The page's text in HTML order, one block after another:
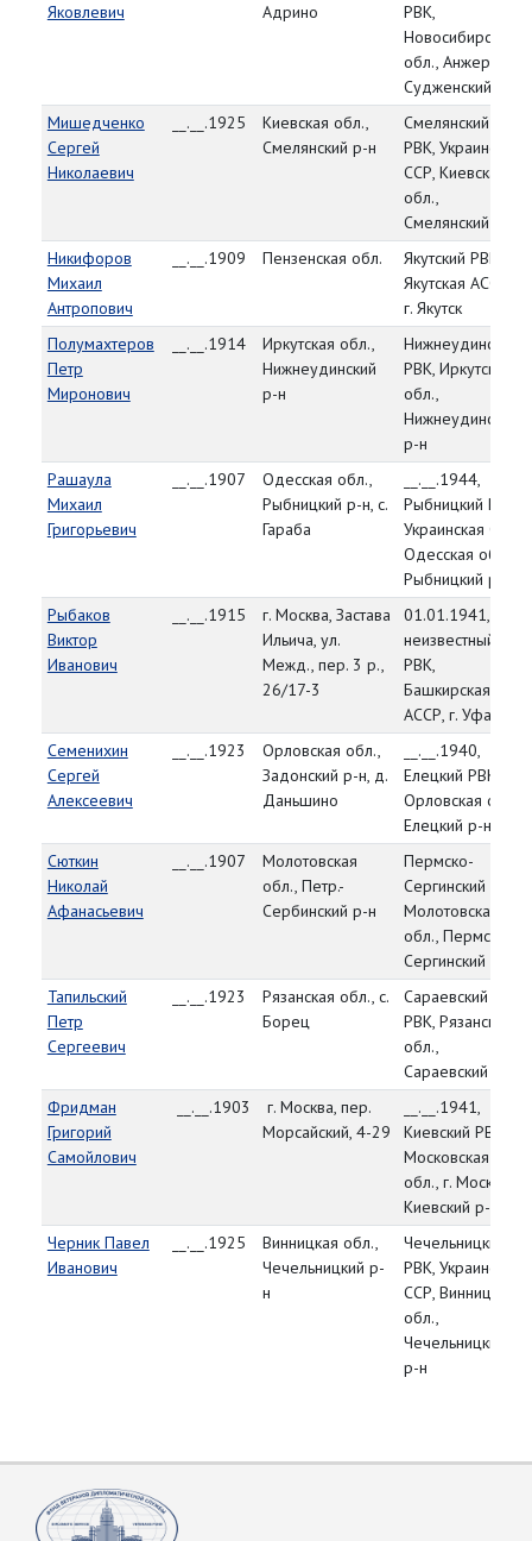
Яковлевич
Адрино
РВК,
Новосибирская
обл., Анжеро-
Судженский р-н
Мишедченко
Сергей
Николаевич
__.__.1925
Киевская обл.,
Смелянский р-н
Смелянский
РВК, Украинская
ССР, Киевская
обл.,
Смелянский р-н
Никифоров
Михаил
Антропович
__.__.1909 Пензенская обл.
Якутский РВК,
Якутская АССР,
г. Якутск
Полумахтеров
Петр
Миронович
__.__.1914
Иркутская обл.,
Нижнеудинский
р-н
Нижнеудинский
РВК, Иркутская
обл.,
Нижнеудинский
р-н
Рашаула
Михаил
Григорьевич
__.__.1907
Одесская обл.,
Рыбницкий р-н, с.
Гараба
__.__.1944,
Рыбницкий РВК,
Украинская ССР,
Одесская обл.,
Рыбницкий р-н
Рыбаков
Виктор
Иванович
__.__.1915
г. Москва, Застава
Ильича, ул.
Межд., пер. 3 р.,
26/17-3
01.01.1941,
неизвестный
РВК,
Башкирская
АССР, г. Уфа
Семенихин
Сергей
Алексеевич
__.__.1923
Орловская обл.,
Задонский р-н, д.
Даньшино
__.__.1940,
Елецкий РВК,
Орловская обл.,
Елецкий р-н
Сюткин
Николай
Афанасьевич
__.__.1907
Молотовская
обл., Петр.-
Сербинский р-н
Пермско-
Сергинский РВК,
Молотовская
обл., Пермско-
Сергинский р-н
Тапильский
Петр
Сергеевич
__.__.1923
Рязанская обл., с.
Борец
Сараевский
РВК, Рязанская
обл.,
Сараевский р-н
Фридман
Григорий
Самойлович
__.__.1903
г. Москва, пер.
Морсайский, 4-29
__.__.1941,
Киевский РВК,
Московская
обл., г. Москва,
Киевский р-н
Черник Павел
Иванович
__.__.1925
Винницкая обл.,
Чечельницкий р-
н
Чечельницкий
РВК, Украинская
ССР, Винницкая
обл.,
Чечельницкий
р-н